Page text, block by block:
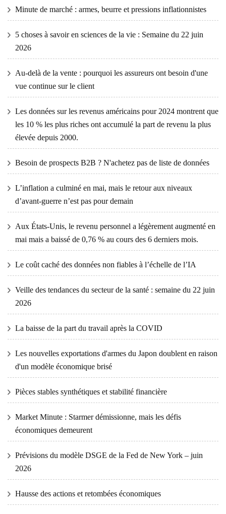
Minute de marché : armes, beurre et pressions inflationnistes
5 choses à savoir en sciences de la vie : Semaine du 22 juin
2026
Au-delà de la vente : pourquoi les assureurs ont besoin d'une
vue continue sur le client
Les données sur les revenus américains pour 2024 montrent que
les 10 % les plus riches ont accumulé la part de revenu la plus
élevée depuis 2000.
Besoin de prospects B2B ? N'achetez pas de liste de données
L’inflation a culminé en mai, mais le retour aux niveaux
d’avant-guerre n’est pas pour demain
Aux États-Unis, le revenu personnel a légèrement augmenté en
mai mais a baissé de 0,76 % au cours des 6 derniers mois.
Le coût caché des données non fiables à l’échelle de l’IA
Veille des tendances du secteur de la santé : semaine du 22 juin
2026
La baisse de la part du travail après la COVID
Les nouvelles exportations d'armes du Japon doublent en raison
d'un modèle économique brisé
Pièces stables synthétiques et stabilité financière
Market Minute : Starmer démissionne, mais les défis
économiques demeurent
Prévisions du modèle DSGE de la Fed de New York – juin
2026
Hausse des actions et retombées économiques